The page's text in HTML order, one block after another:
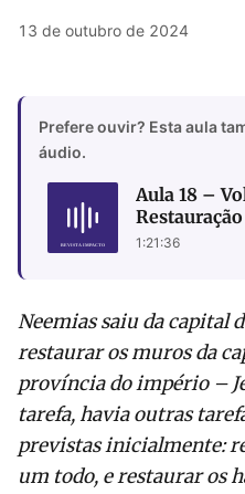
13 de outubro de 2024
Prefere ouvir? Esta aula
áudio.
Aula 18 –
cidade traz
1:21:36
Neemias saiu da capital
restaurar os muros da
província do império –
tarefa, havia outras
previstas inicialmente:
um todo, e restaurar os